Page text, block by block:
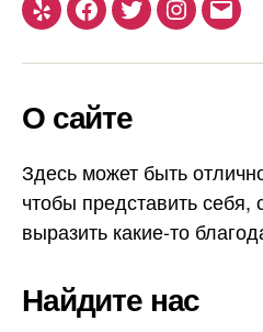
Yelp Facebook
TwitterInstagram
Email
О сайте
Здесь может быть
чтобы представить себя,
выразить какие-то
Найдите нас